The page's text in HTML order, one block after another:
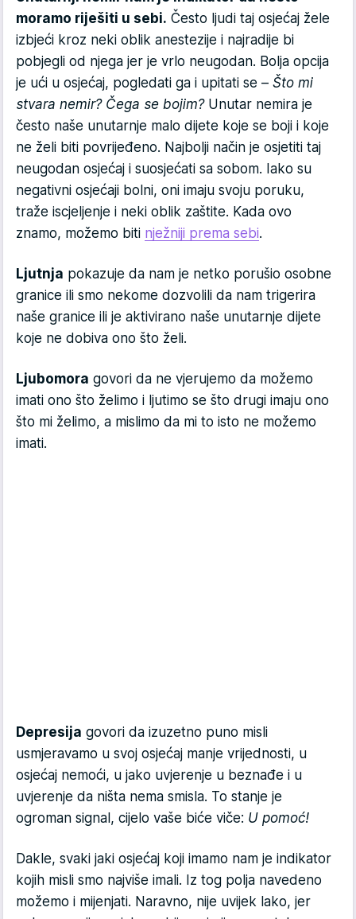
moramo riješiti u sebi. Često ljudi taj osjećaj žele
izbjeći kroz neki oblik anestezije i najradije bi
pobjegli od njega jer je vrlo neugodan. Bolja opcija
je ući u osjećaj, pogledati ga i upitati se – Što mi
stvara nemir? Čega se bojim? Unutar nemira je
često naše unutarnje malo dijete koje se boji i koje
ne želi biti povrijeđeno. Najbolji način je osjetiti taj
neugodan osjećaj i suosjećati sa sobom. Iako su
negativni osjećaji bolni, oni imaju svoju poruku,
traže iscjeljenje i neki oblik zaštite. Kada ovo
znamo, možemo biti nježniji prema sebi.
Ljutnja pokazuje da nam je netko porušio osobne
granice ili smo nekome dozvolili da nam trigerira
naše granice ili je aktivirano naše unutarnje dijete
koje ne dobiva ono što želi.
Ljubomora govori da ne vjerujemo da možemo
imati ono što želimo i ljutimo se što drugi imaju ono
što mi želimo, a mislimo da mi to isto ne možemo
imati.
Depresija govori da izuzetno puno misli
usmjeravamo u svoj osjećaj manje vrijednosti, u
osjećaj nemoći, u jako uvjerenje u beznađe i u
uvjerenje da ništa nema smisla. To stanje je
ogroman signal, cijelo vaše biće viče: U pomoć!
Dakle, svaki jaki osjećaj koji imamo nam je indikator
kojih misli smo najviše imali. Iz tog polja navedeno
možemo i mijenjati. Naravno, nije uvijek lako, jer